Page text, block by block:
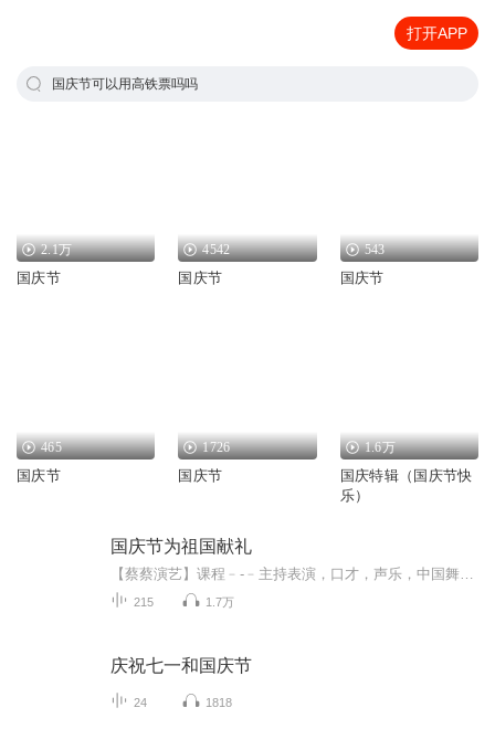
打开APP
国庆节可以用高铁票吗吗
2.1万
国庆节
4542
国庆节
543
国庆节
465
国庆节
1726
国庆节
1.6万
国庆特辑（国庆节快
乐）
国庆节为祖国献礼
215 1.7万
庆祝七一和国庆节
24 1818